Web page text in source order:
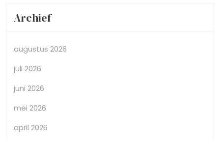
Archief
augustus 2026
juli 2026
juni 2026
mei 2026
april 2026